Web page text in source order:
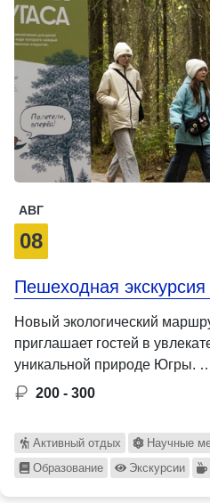
АВГ
08
Пешеходная
Новый экологический
приглашает гостей в
уникальной природе Югры.
200 - 300
Активный отдых
Научные
Образование
Экскурсии